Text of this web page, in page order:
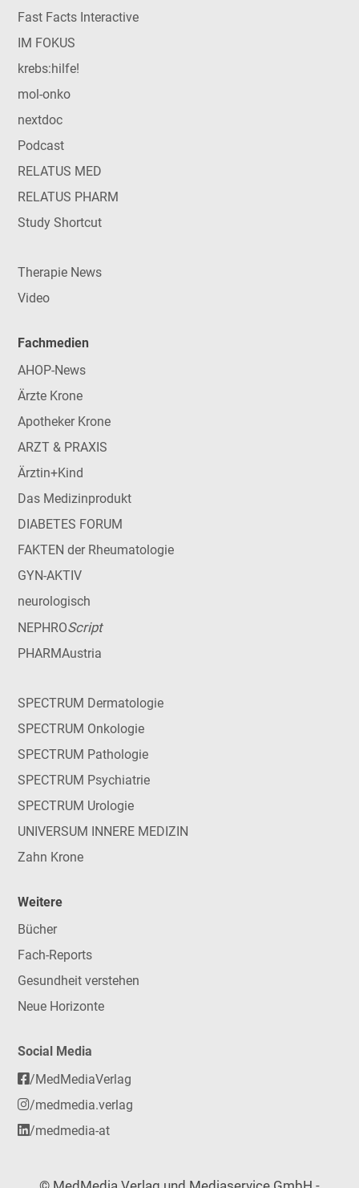
Fast Facts Interactive
IM FOKUS
krebs:hilfe!
mol-onko
nextdoc
Podcast
RELATUS MED
RELATUS PHARM
Study Shortcut
Therapie News
Video
Fachmedien
AHOP-News
Ärzte Krone
Apotheker Krone
ARZT & PRAXIS
Ärztin+Kind
Das Medizinprodukt
DIABETES FORUM
FAKTEN der Rheumatologie
GYN-AKTIV
neurologisch
NEPHROScript
PHARMAustria
SPECTRUM Dermatologie
SPECTRUM Onkologie
SPECTRUM Pathologie
SPECTRUM Psychiatrie
SPECTRUM Urologie
UNIVERSUM INNERE MEDIZIN
Zahn Krone
Weitere
Bücher
Fach-Reports
Gesundheit verstehen
Neue Horizonte
Social Media
/MedMediaVerlag
/medmedia.verlag
/medmedia-at